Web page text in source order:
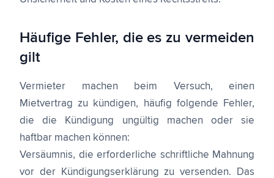
Häufige Fehler, die es zu vermeiden
gilt
Vermieter machen beim Versuch, einen
Mietvertrag zu kündigen, häufig folgende Fehler,
die die Kündigung ungültig machen oder sie
haftbar machen können:
Versäumnis, die erforderliche schriftliche Mahnung
vor der Kündigungserklärung zu versenden. Das